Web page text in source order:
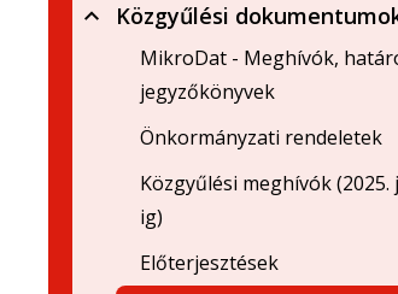
Közgyűlési
MikroDat - Meghívók,
jegyzőkönyvek
Önkormányzati rendeletek
Közgyűlési meghívók (2025.
ig)
Előterjesztések